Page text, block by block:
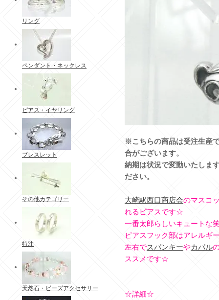
※こちらの商品は受注生産
合がございます。
納期は状況で変動いたしま
ださい。
大崎駅西口商店会のマスコ
れるピアスです☆
一番太郎らしいキュートな
ピアスフック部はアレルギ
左右でスパンキーやカパル
ススメです☆
☆詳細☆
リング
ペンダント・ネックレス
ピアス・イヤリング
ブレスレット
その他カテゴリー
特注
天然石・ビーズアクセサリー